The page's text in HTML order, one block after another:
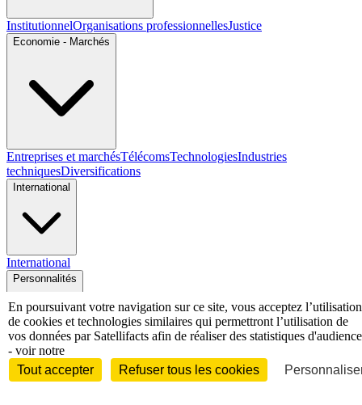
InstitutionnelOrganisations professionnellesJustice
Economie - Marchés
Entreprises et marchésTélécomsTechnologiesIndustries
techniquesDiversifications
International
International
Personnalités
InterviewBiographiesNominations /
mouvementsDistinctionsDisparitions VerbatimAu fil des (e)X
En poursuivant votre navigation sur ce site, vous acceptez l’utilisation
de cookies et technologies similaires qui permettront l’utilisation de
vos données par Satellifacts afin de réaliser des statistiques d'audience
- voir notre
Tout accepter
Refuser tous les cookies